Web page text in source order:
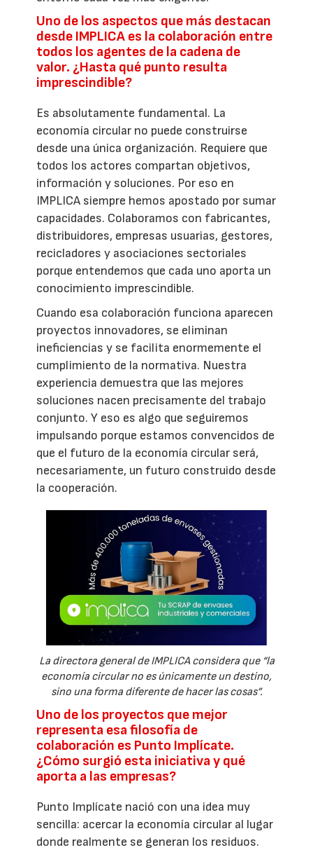
Uno de los aspectos que más destacan
desde IMPLICA es la colaboración entre
todos los agentes de la cadena de
valor. ¿Hasta qué punto resulta
imprescindible?
Es absolutamente fundamental. La
economía circular no puede construirse
desde una única organización. Requiere que
todos los actores compartan objetivos,
información y soluciones. Por eso en
IMPLICA siempre hemos apostado por sumar
capacidades. Colaboramos con fabricantes,
distribuidores, empresas usuarias, gestores,
recicladores y asociaciones sectoriales
porque entendemos que cada uno aporta un
conocimiento imprescindible.
Cuando esa colaboración funciona aparecen
proyectos innovadores, se eliminan
ineficiencias y se facilita enormemente el
cumplimiento de la normativa. Nuestra
experiencia demuestra que las mejores
soluciones nacen precisamente del trabajo
conjunto. Y eso es algo que seguiremos
impulsando porque estamos convencidos de
que el futuro de la economía circular será,
necesariamente, un futuro construido desde
la cooperación.
La directora general de IMPLICA considera que “la
economía circular no es únicamente un destino,
sino una forma diferente de hacer las cosas”.
Uno de los proyectos que mejor
representa esa filosofía de
colaboración es Punto Implícate.
¿Cómo surgió esta iniciativa y qué
aporta a las empresas?
Punto Implícate nació con una idea muy
sencilla: acercar la economía circular al lugar
donde realmente se generan los residuos.